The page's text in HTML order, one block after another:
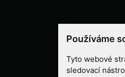
Používáme
Tyto webové
sledovací